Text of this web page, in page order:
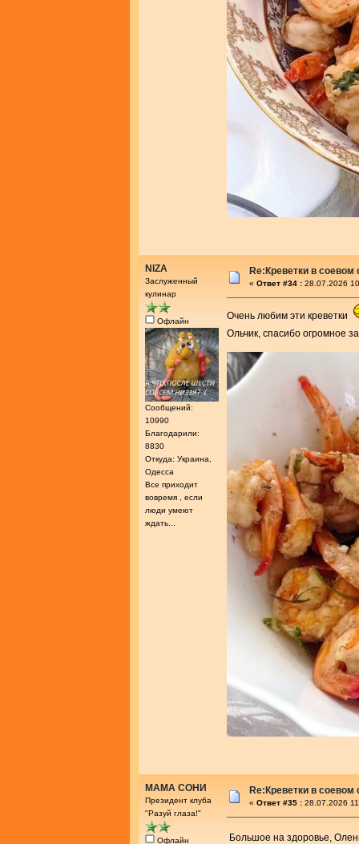
NIZA
Заслуженный
кулинар
Офлайн
Сообщений:
10990
Благодарили:
8830
Откуда: Украина,
Одесса
Все приходит
вовремя , если
люди умеют
ждать...
Re:Креветки в
« Ответ #34 : 28.07.2026
Очень любим эти креветки
Ольчик, спасибо огромное
МАМА СОНИ
Президент клуба
"Разуй глаза!"
Офлайн
Re:Креветки в
« Ответ #35 : 28.07.2026
Большое на здоровье,